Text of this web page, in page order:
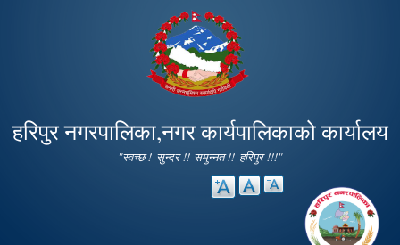
main
content
हरिपुर नगरपालिका,नगर कार्यपालिकाको कार्यालय
"स्वच्छ ! सुन्दर !! समुन्नत !! हरिपुर !!!"